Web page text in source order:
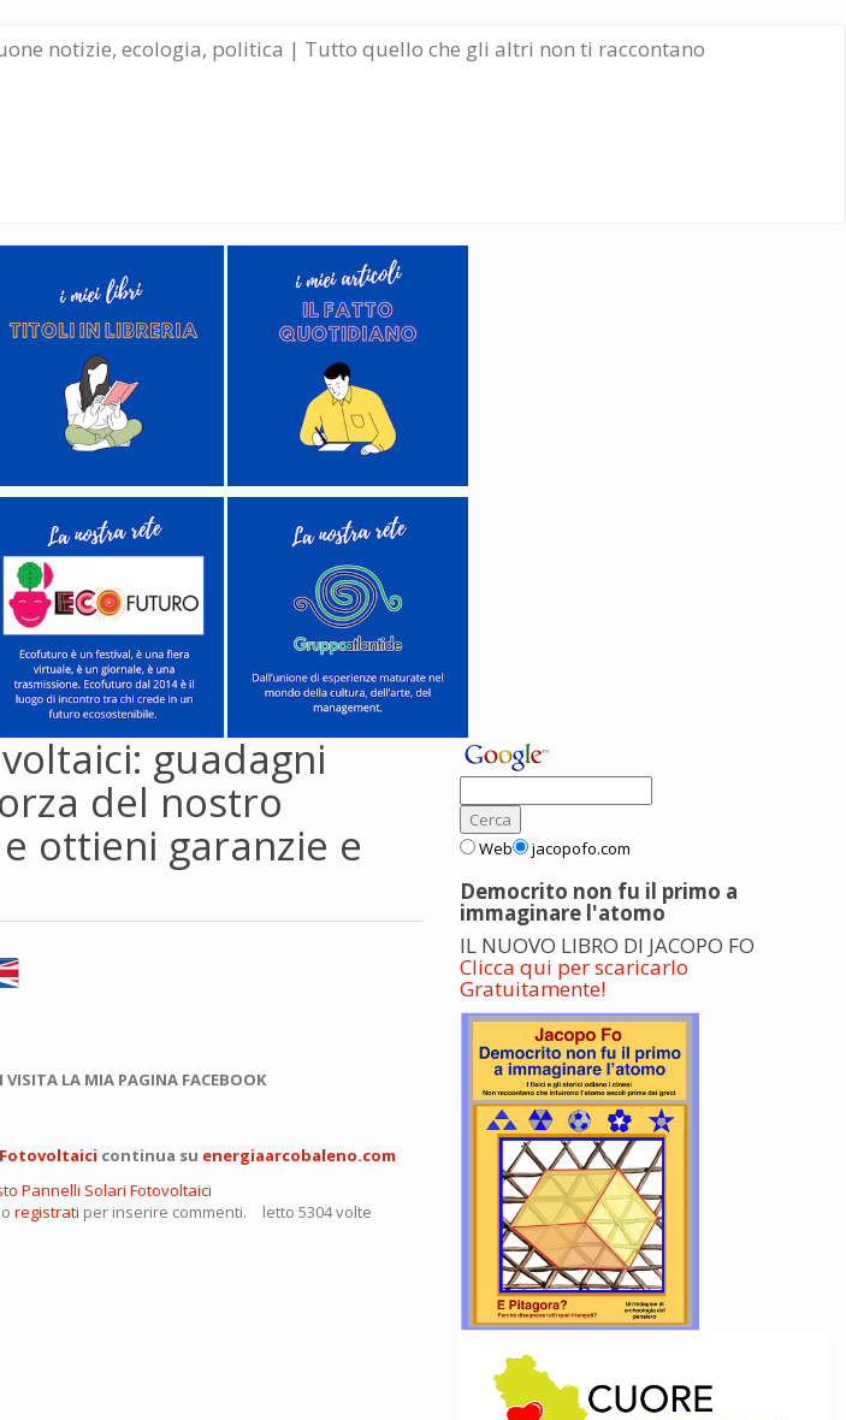
notizie, ecologia, politica | Tutto quello che gli altri non ti raccontano
guadagni
del nostro
ottieni garanzie e
VISITA LA MIA PAGINA FACEBOOK
continua su energiaarcobaleno.com
o registrati per inserire commenti. letto 5304 volte
Web jacopofo.com
Democrito non fu il primo a
immaginare l'atomo
IL NUOVO LIBRO DI JACOPO FO
Clicca qui per scaricarlo
Gratuitamente!